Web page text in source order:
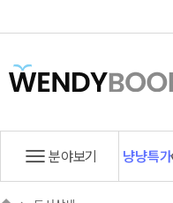
분야보기 냥냥특가